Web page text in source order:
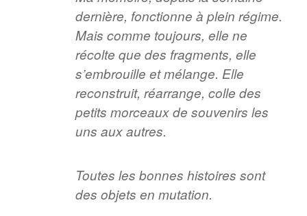
dernière, fonctionne à plein régime.
Mais comme toujours, elle ne
récolte que des fragments, elle
s’embrouille et mélange. Elle
reconstruit, réarrange, colle des
petits morceaux de souvenirs les
uns aux autres.
Toutes les bonnes histoires sont
des objets en mutation.